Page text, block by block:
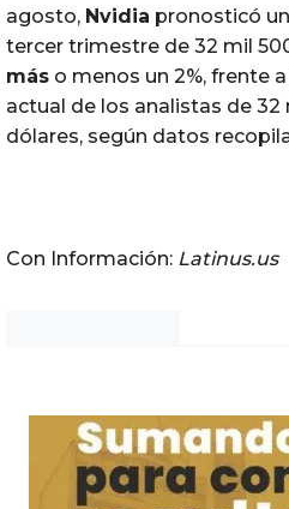
agosto, Nvidia pronosticó
tercer trimestre de 32 mil
más o menos un 2%, frente
actual de los analistas de
dólares, según datos
Con Información: Latinus.us